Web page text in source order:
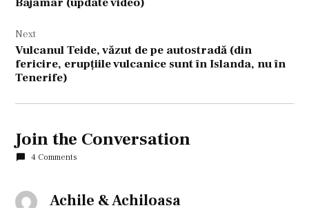
Next
Vulcanul Teide, văzut de pe autostradă (din
fericire, erupţiile vulcanice sunt în Islanda, nu în
Tenerife)
Join the Conversation
4 Comments
Achile & Achiloasa